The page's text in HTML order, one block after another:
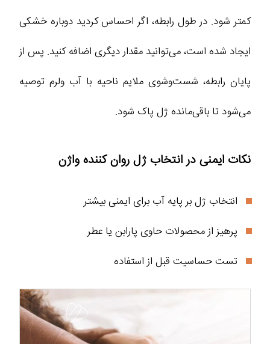
کمتر شود. در طول رابطه، اگر احساس کردید دوباره خشکی
ایجاد شده است، می‌توانید مقدار دیگری اضافه کنید. پس از
پایان رابطه، شست‌وشوی ملایم ناحیه با آب ولرم توصیه
می‌شود تا باقی‌مانده ژل پاک شود.
نکات ایمنی در انتخاب ژل روان کننده واژن
انتخاب ژل بر پایه آب برای ایمنی بیشتر
پرهیز از محصولات حاوی پارابن یا عطر
تست حساسیت قبل از استفاده